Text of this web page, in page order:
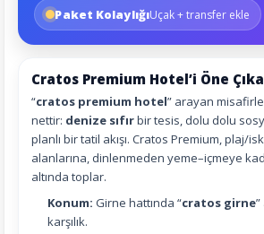
Paket KolaylığıUçak + transfer ekle
Cratos Premium Hotel’i Öne
“cratos premium hotel” arayan
nettir: denize sıfırbir tesis, dolu dolu
planlı bir tatil akışı. Cratos Premium, plaj/
alanlarına, dinlenmeden yeme–içmeye
altında toplar.
Konum: Girne hattında “cratos girne
karşılık.